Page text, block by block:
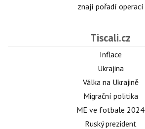
znají pořadí operací
Tiscali.cz
Inflace
Ukrajina
Válka na Ukrajině
Migrační politika
ME ve fotbale 2024
Ruský prezident